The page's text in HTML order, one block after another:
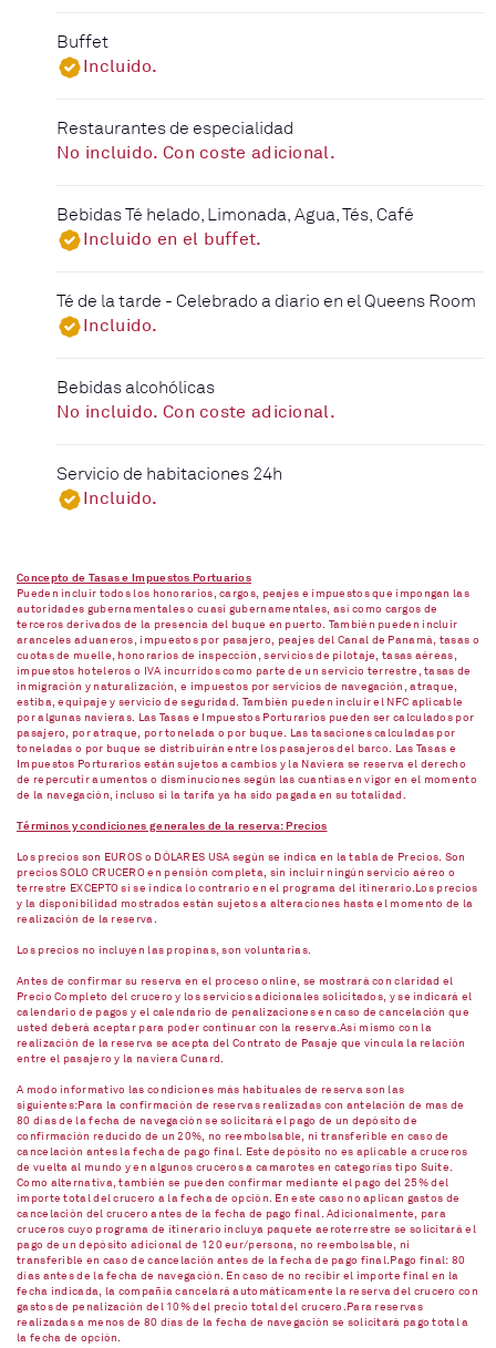
Buffet
Incluido.
Restaurantes de especialidad
No incluido. Con coste adicional.
Bebidas Té helado, Limonada, Agua, Tés, Café
Incluido en el buffet.
Té de la tarde - Celebrado a diario en el Queens Room
Incluido.
Bebidas alcohólicas
No incluido. Con coste adicional.
Servicio de habitaciones 24h
Incluido.
Concepto de Tasas e Impuestos Portuarios
Pueden incluir todos los honorarios, cargos, peajes e impuestos que impongan las
autoridades gubernamentales o cuasi gubernamentales, así como cargos de
terceros derivados de la presencia del buque en puerto. También pueden incluir
aranceles aduaneros, impuestos por pasajero, peajes del Canal de Panamá, tasas o
cuotas de muelle, honorarios de inspección, servicios de pilotaje, tasas aéreas,
impuestos hoteleros o IVA incurridos como parte de un servicio terrestre, tasas de
inmigración y naturalización, e impuestos por servicios de navegación, atraque,
estiba, equipaje y servicio de seguridad. También pueden incluir el NFC aplicable
por algunas navieras. Las Tasas e Impuestos Porturarios pueden ser calculados por
pasajero, por atraque, por tonelada o por buque. Las tasaciones calculadas por
toneladas o por buque se distribuirán entre los pasajeros del barco. Las Tasas e
Impuestos Porturarios están sujetos a cambios y la Naviera se reserva el derecho
de repercutir aumentos o disminuciones según las cuantías en vigor en el momento
de la navegación, incluso si la tarifa ya ha sido pagada en su totalidad.
Términos y condiciones generales de la reserva: Precios
Los precios son EUROS o DÓLARES USA según se indica en la tabla de Precios. Son
precios SOLO CRUCERO en pensión completa, sin incluir ningún servicio aéreo o
terrestre EXCEPTO si se indica lo contrario en el programa del itinerario.Los precios
y la disponibilidad mostrados están sujetos a alteraciones hasta el momento de la
realización de la reserva.
Los precios no incluyen las propinas, son voluntarias.
Antes de confirmar su reserva en el proceso online, se mostrará con claridad el
Precio Completo del crucero y los servicios adicionales solicitados, y se indicará el
calendario de pagos y el calendario de penalizaciones en caso de cancelación que
usted deberá aceptar para poder continuar con la reserva.Así mismo con la
realización de la reserva se acepta del Contrato de Pasaje que vincula la relación
entre el pasajero y la naviera Cunard.
A modo informativo las condiciones más habituales de reserva son las
siguientes:Para la confirmación de reservas realizadas con antelación de mas de
80 días de la fecha de navegación se solicitará el pago de un depósito de
confirmación reducido de un 20%, no reembolsable, ni transferible en caso de
cancelación antes la fecha de pago final. Este depósito no es aplicable a cruceros
de vuelta al mundo y en algunos cruceros a camarotes en categorías tipo Suite.
Como alternativa, también se pueden confirmar mediante el pago del 25% del
importe total del crucero a la fecha de opción. En este caso no aplican gastos de
cancelación del crucero antes de la fecha de pago final. Adicionalmente, para
cruceros cuyo programa de itinerario incluya paquete aeroterrestre se solicitará el
pago de un depósito adicional de 120 eur/persona, no reembolsable, ni
transferible en caso de cancelación antes de la fecha de pago final.Pago final: 80
días antes de la fecha de navegación. En caso de no recibir el importe final en la
fecha indicada, la compañía cancelará automáticamente la reserva del crucero con
gastos de penalización del 10% del precio total del crucero.Para reservas
realizadas a menos de 80 días de la fecha de navegación se solicitará pago total a
la fecha de opción.